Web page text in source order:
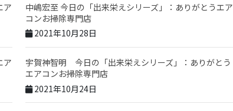
ア
中嶋宏至 今日の「出来栄えシリーズ」：ありがとうエア
コンお掃除専門店
2021年10月28日
ア
宇賀神智明 今日の「出来栄えシリーズ」：ありがとう
エアコンお掃除専門店
2021年10月24日